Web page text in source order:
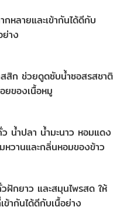
กหลายและเข้ากันได้ดีกับ
าง
สสิก ช่วยดูดซับน้ำซอสรสชาติ
ยของเนื้อหมู
น้ำปลา น้ำมะนาว หอมแดง
หวานและกลิ่นหอมของข้าว
ฝักยาว และสมุนไพรสด ให้
ากันได้ดีกับเนื้อย่าง